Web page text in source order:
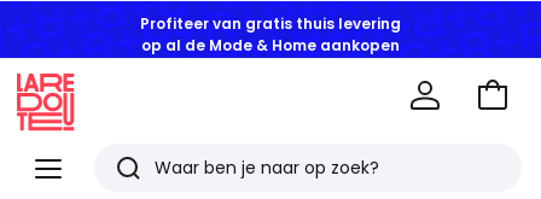
Profiteer van gratis thuis levering
op al de Mode & Home aankopen
Menu
Redoute
Zoeken
Naar